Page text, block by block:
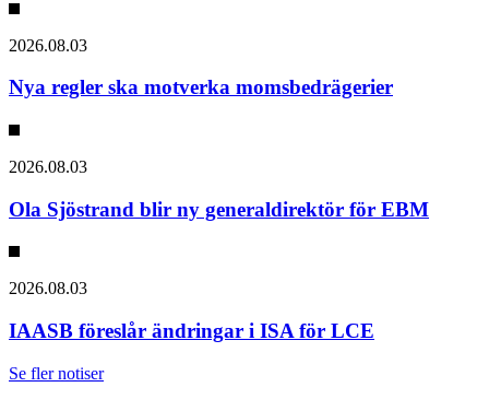
2026.08.03
Nya regler ska motverka momsbedrägerier
2026.08.03
Ola Sjöstrand blir ny generaldirektör för EBM
2026.08.03
IAASB föreslår ändringar i ISA för LCE
Se fler notiser